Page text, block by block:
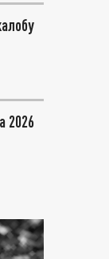
2026